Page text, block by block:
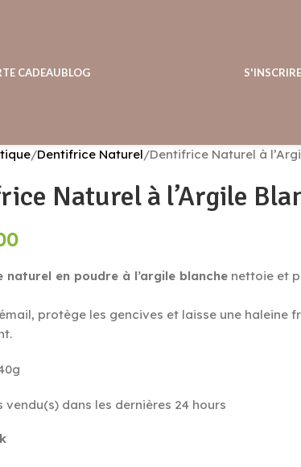
CADEAUBLOG
Dentifrice Naturel Dentifrice Naturel à
Naturel à l’Argile
naturel en poudre à l’argile blanchenettoie et
protège les gencives et laisse une haleine
vendu(s) dans les dernières 24 hours